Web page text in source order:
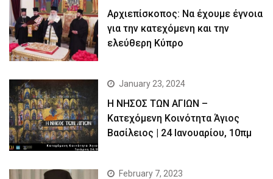
Αρχιεπίσκοπος: Να έχουμε έγνοια
για την κατεχόμενη και την
ελεύθερη Κύπρο
January 23, 2024
Η ΝΗΣΟΣ ΤΩΝ ΑΓΙΩΝ –
Κατεχόμενη Κοινότητα Άγιος
Βασίλειος | 24 Ιανουαρίου, 10πμ
February 7, 2023